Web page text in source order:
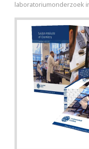
laboratoriumonderzoek